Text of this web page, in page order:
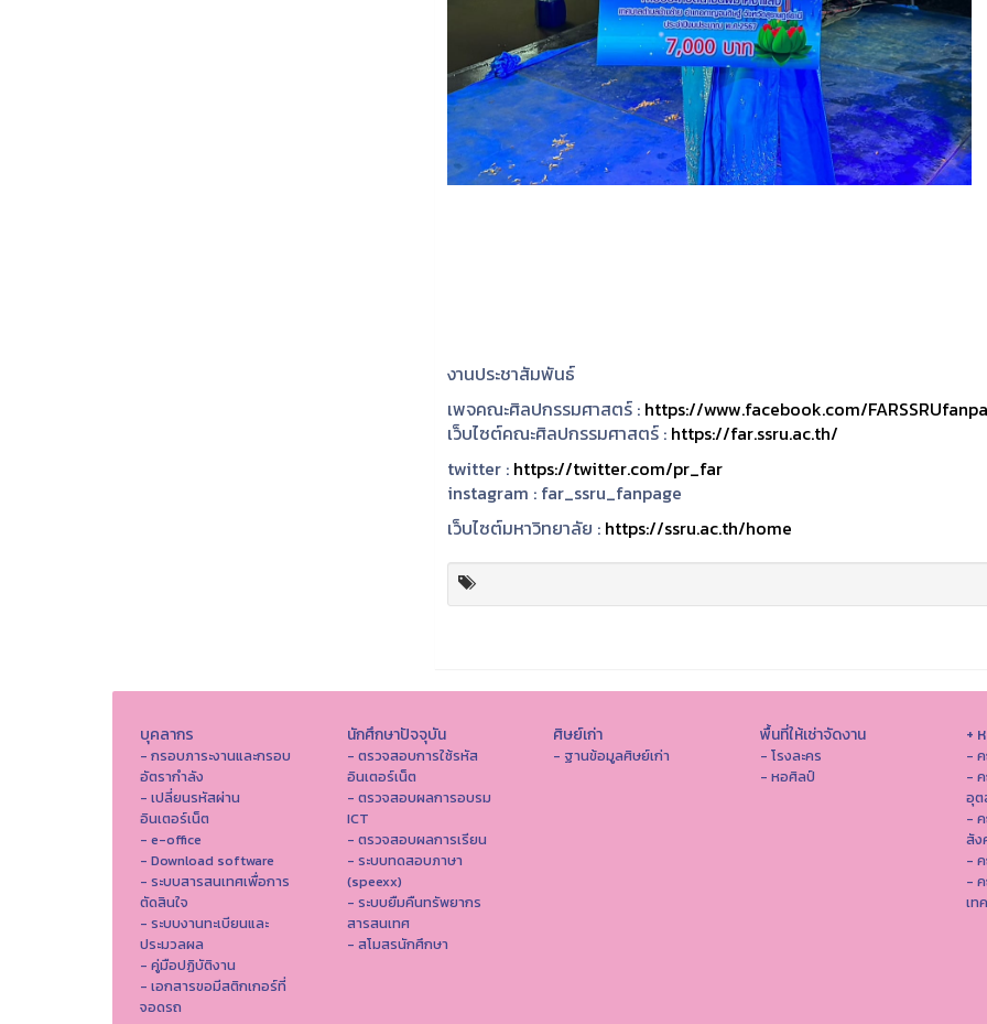
งานประชาสัมพันธ์
เพจคณะศิลปกรรมศาสตร์ : https://www.facebook.com/
เว็บไซต์คณะศิลปกรรมศาสตร์ : https://far.ssru.ac.th/
twitter : https://twitter.com/pr_far
instagram : far_ssru_fanpage
เว็บไซต์มหาวิทยาลัย : https://ssru.ac.th/home
บุคลากร
- กรอบภาระงานและกรอบ
อัตรากำลัง
- เปลี่ยนรหัสผ่าน
อินเตอร์เน็ต
- e-office
- Download software
- ระบบสารสนเทศเพื่อการ
ตัดสินใจ
- ระบบงานทะเบียนและ
ประมวลผล
- คู่มือปฏิบัติงาน
- เอกสารขอมีสติกเกอร์ที่
จอดรถ
นักศึกษาปัจจุบัน
- ตรวจสอบการใช้รหัส
อินเตอร์เน็ต
- ตรวจสอบผลการอบรม
ICT
- ตรวจสอบผลการเรียน
- ระบบทดสอบภาษา
(speexx)
- ระบบยืมคืนทรัพยากร
สารสนเทศ
- สโมสรนักศึกษา
ศิษย์เก่า
- ฐานข้อมูลศิษย์เก่า
พื้นที่ให้เช่าจัดงาน
- โรงละคร
- หอศิลป์
+
-
-
อุต
-
สัง
-
-
เท